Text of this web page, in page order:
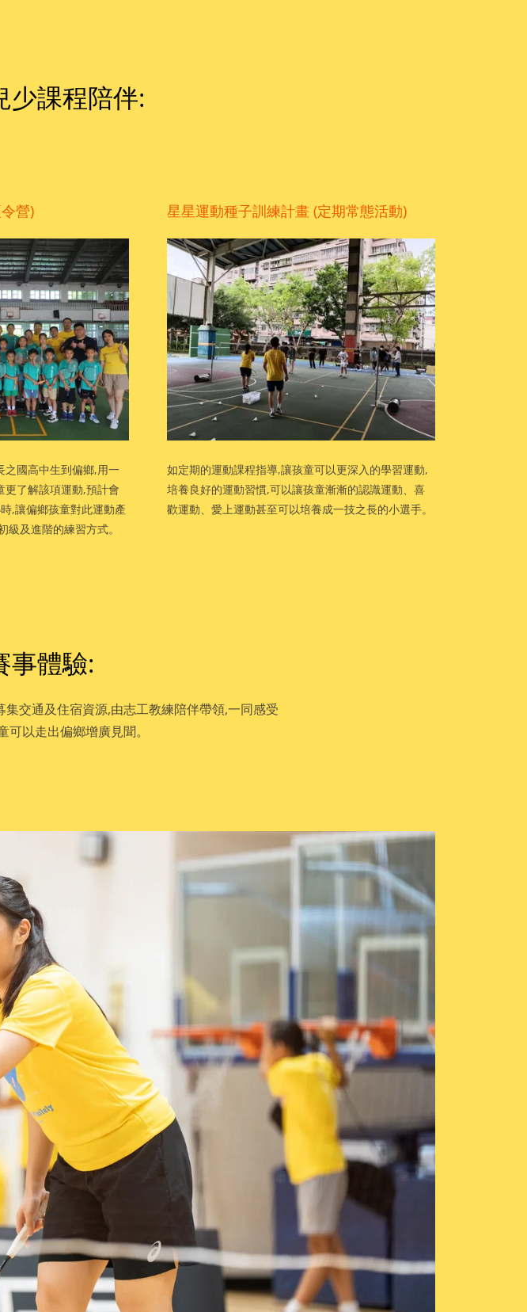
少課程陪伴:
營)
之國高中生到偏鄉,用一
更了解該項運動,預計會
,讓偏鄉孩童對此運動產
及進階的練習方式。
星星運動種子訓練計畫 (定期常態活動)
如定期的運動課程指導,讓孩童可以更深入的學習運動,
培養良好的運動習慣,可以讓孩童漸漸的認識運動、喜
歡運動、愛上運動甚至可以培養成一技之長的小選手。
事體驗:
交通及住宿資源,由志工教練陪伴帶領,一同感受
以走出偏鄉增廣見聞。